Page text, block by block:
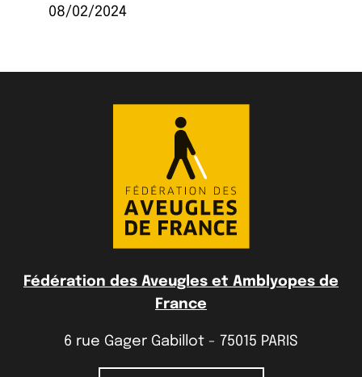
08/02/2024
Fédération des Aveugles et Amblyopes de
France
6 rue Gager Gabillot - 75015 PARIS